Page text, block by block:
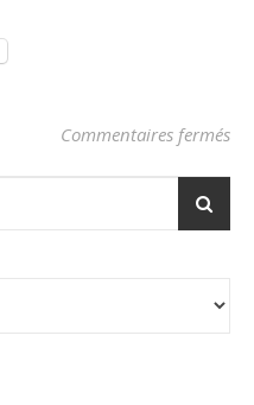
Commentaires fermés